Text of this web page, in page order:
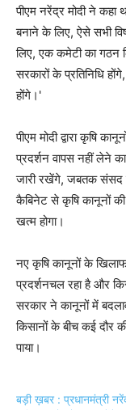
पीएम नरेंद्र मोदी ने कहा
बनाने के लिए, ऐसे सभी
लिए, एक कमेटी का गठन
सरकारों के प्रतिनिधि
होंगे।'
पीएम मोदी द्वारा कृषि
प्रदर्शन वापस नहीं लेने
जारी रखेंगे, जबतक संसद
कैबिनेट से कृषि कानूनों
खत्म होगा।
नए कृषि कानूनों के
प्रदर्शनचल रहा है और
सरकार ने कानूनों में
किसानों के बीच कई दौर
पाया।
बड़ी ख़बर : प्रधानमंत्री